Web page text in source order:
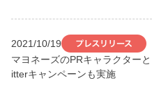
2021/10/19
マヨネーズのPRキャラクター
itterキャンペーンも実施